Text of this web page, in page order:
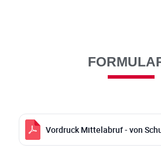
Vordruck Mittelabruf - von